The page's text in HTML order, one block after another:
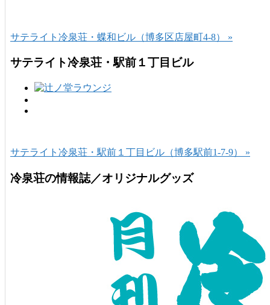
サテライト冷泉荘・蝶和ビル（博多区店屋町4-8） »
サテライト冷泉荘・駅前１丁目ビル
サテライト冷泉荘・駅前１丁目ビル（博多駅前1-7-9） »
冷泉荘の情報誌／オリジナルグッズ